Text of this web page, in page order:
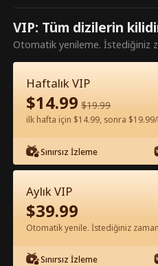
Bunlar ücretli
için
VIP: Tüm dizilerin
Otomatik yenileme. İstediğiniz
Haftalık VIP
$14.99 $19.99
ilk hafta için $14.99, sonra
Sınırsız İzleme
Aylık VIP
$39.99
Otomatik yenile. İstediğiniz
Sınırsız İzleme